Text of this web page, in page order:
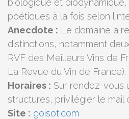
biologique et
poétiques à la fois selon
Anecdote : Le domaine a
distinctions, notamment
RVF des Meilleurs Vins de
La Revue du Vin de France).
Horaires : Sur rendez-vous
structures, privilégier le mail
Site : goisot.com